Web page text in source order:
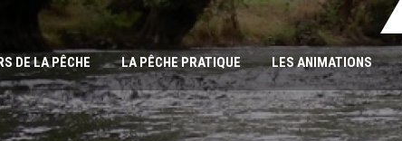
DE LA PÊCHE LA PÊCHE PRATIQUE LES ANIMATIONS